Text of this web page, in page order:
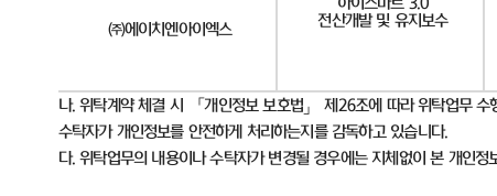
㈜에이치엔아이엑스
전산개발 및 유지보수
나.위탁계약 체결 시 「개인정보 보호법」 제 26조에 따라 위탁업무 수
수탁자가 개인정보를 안전하게 처리하는지를 감독하고 있습니다.
다.위탁업무의 내용이나 수탁자가 변경될 경우에는 지체없이 본 개인정